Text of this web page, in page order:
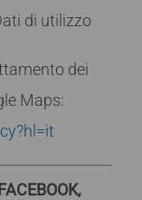
di utilizzo
dei
Maps: